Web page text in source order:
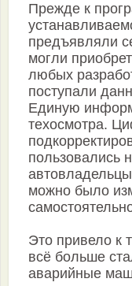
Прежде к
предъявляли
могли
любых
поступали
Единую
техосмотра.
пользовались
можно было
Это привело к
всё больше
аварийные